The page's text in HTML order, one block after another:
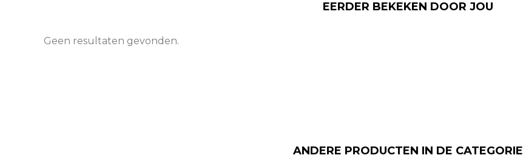
EERDER BEKEKEN DOOR JOU
Geen resultaten gevonden.
ANDERE PRODUCTEN IN DE CATEGORIE